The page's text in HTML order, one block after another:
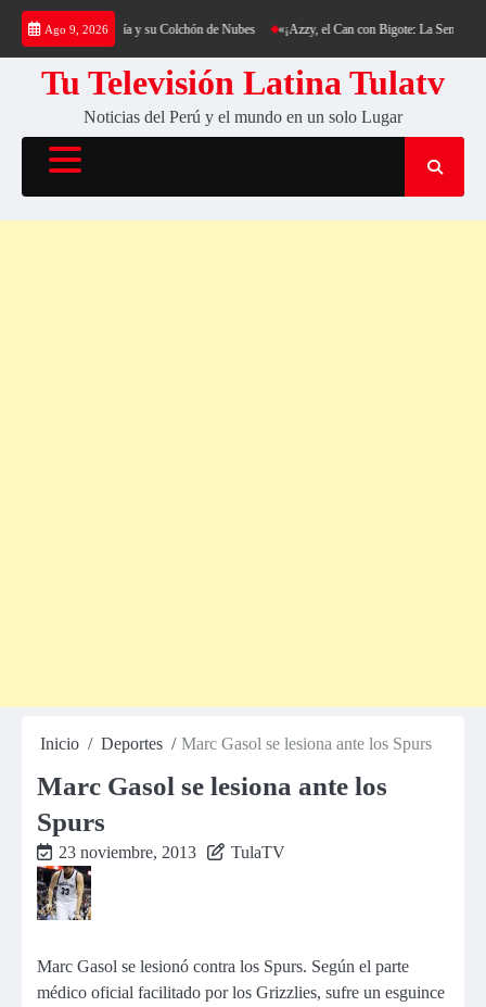
Saltar
contenido
Ago 9, 2026
Cerro Cantería y su Colchón de Nubes «¡Azzy, el Can con Bigote: La Sensación
Tu Televisión Latina Tulatv
Noticias del Perú y el mundo en un solo Lugar
Inicio Deportes Marc Gasol se lesiona ante los Spurs
Marc Gasol se lesiona ante los
Spurs
23 noviembre, 2013 TulaTV
Marc Gasol se lesionó contra los Spurs. Según el parte
médico oficial facilitado por los Grizzlies, sufre un esguince